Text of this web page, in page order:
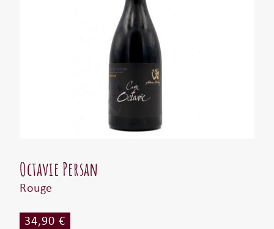
Octavie Persan
Rouge
34,90 €